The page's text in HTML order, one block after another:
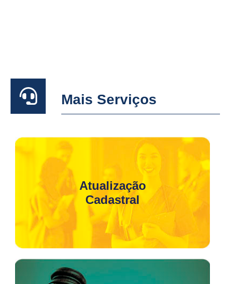
Mais Serviços
Atualização
Cadastral